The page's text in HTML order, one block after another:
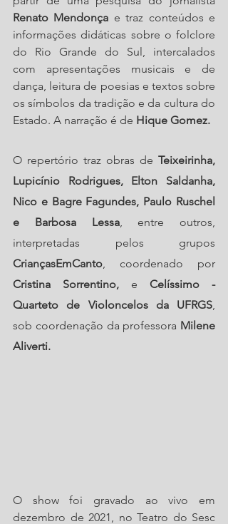
Renato Mendonça e traz conteúdos e
informações didáticas sobre o folclore
do Rio Grande do Sul, intercalados
com apresentações musicais e de
dança, leitura de poesias e textos sobre
os símbolos da tradição e da cultura do
Estado. A narração é de Hique Gomez.
O repertório traz obras de Teixeirinha,
Lupicínio Rodrigues, Elton Saldanha,
Nico e Bagre Fagundes, Paulo Ruschel
e Barbosa Lessa, entre outros,
CriançasEmCanto
Cristina Sorrentino, e Celíssimo -
Quarteto de Violoncelos da UFRGS,
sob coordenação da professora Milene
Aliverti.
O show foi gravado ao vivo em
dezembro de 2021, no Teatro do Sesc